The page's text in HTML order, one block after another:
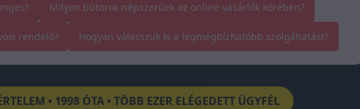
Milyen bútorok népszerűek az online vásárlók körében?
rendelő? Hogyan válasszuk ki a legmegbízhatóbb szolgáltatást?
• 1998 ÓTA • TÖBB EZER ELÉGEDETT ÜGYFÉL